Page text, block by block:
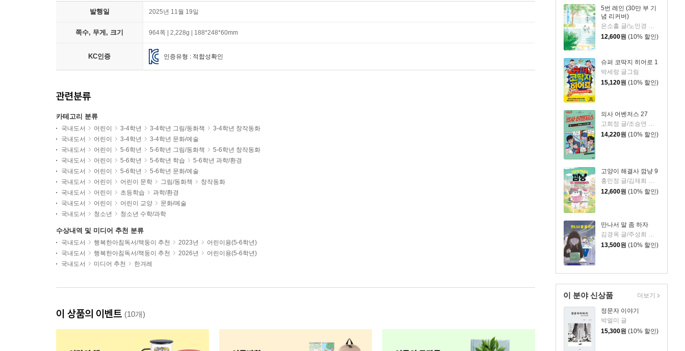
5번 레인 (30만 부 기
념 리커버)
은소홀 글/노인경 그림
12,600원 (10% 할인)
슈퍼 코딱지 히어로 1
박세랑 글그림
15,120원 (10% 할인)
의사 어벤저스 27
고희정 글/조승연 그림/류정민 감수
14,220원 (10% 할인)
고양이 해결사 깜냥 9
12,600원 (10% 할인)
만나서 말 좀 하자
13,500원 (10% 할인)
이 분야 신상품
정문자 이야기
박멀미 글
15,300원 (10% 할인)
더보기
발행일 2025년 11월 19일
쪽수, 무게, 크기 964쪽 | 2,228g | 188*248*60mm
KC인증 인증유형 : 적합성확인
관련분류
카테고리 분류
국내도서 어린이 3-4학년 3-4학년 그림/동화책
3-4학년 창작동화
국내도서
어린이 3-4학년
3-4학년 문화/예술
국내도서
어린이 5-6학년 5-6학년 그림/동화책
5-6학년 창작동화
국내도서
어린이 5-6학년 5-6학년 학습
5-6학년 과학/환경
국내도서
어린이 5-6학년
5-6학년 문화/예술
국내도서
어린이 어린이 문학 그림/동화책
창작동화
국내도서
어린이 초등학습
과학/환경
국내도서
어린이 어린이 교양
문화/예술
국내도서
청소년 청소년 수학/과학
수상내역 및 미디어 추천 분류
국내도서 행복한아침독서/책둥이 추천 2023년
어린이용(5-6학년)
국내도서
행복한아침독서/책둥이 추천 2026년
어린이용(5-6학년)
국내도서
미디어 추천 한겨레
이 상품의 이벤트 (10개)